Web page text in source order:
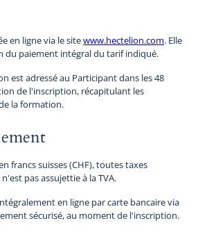
en ligne via le sitewww.hectelion.com. Elle
du paiement intégral du tarif indiqué.
est adressé au Participant dans les 48
de l'inscription, récapitulant les
la formation.
francs suisses (CHF), toutes taxes
pas assujettie à la TVA.
en ligne par carte bancaire via
sécurisé, au moment de l'inscription.